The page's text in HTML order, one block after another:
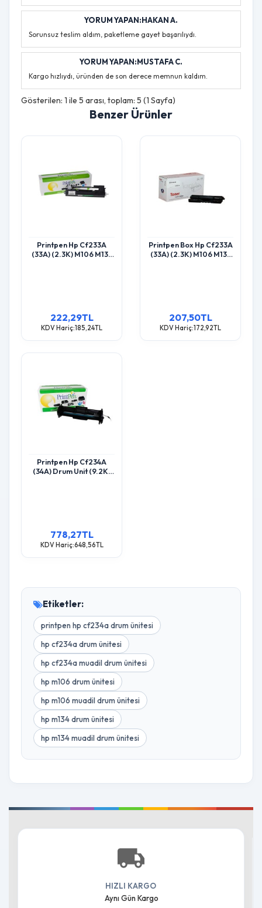
YORUM YAPAN:HAKAN A.
Sorunsuz teslim aldım, paketleme gayet başarılıydı.
YORUM YAPAN:MUSTAFA C.
Kargo hızlıydı, üründen de son derece memnun kaldım.
Gösterilen: 1 ile 5 arası, toplam: 5 (1 Sayfa)
Benzer Ürünler
Printpen Hp Cf233A
(33A) (2.3K) M106 M134
222,29TL
KDV Hariç:185,24TL
Printpen Box Hp Cf233A
(33A) (2.3K) M106 M134
207,50TL
KDV Hariç:172,92TL
Printpen Hp Cf234A
(34A) Drum Unit (9.2K)
778,27TL
KDV Hariç:648,56TL
Etiketler:
printpen hp cf234a drum ünitesi
hp cf234a drum ünitesi
hp cf234a muadil drum ünitesi
hp m106 drum ünitesi
hp m106 muadil drum ünitesi
hp m134 drum ünitesi
hp m134 muadil drum ünitesi
HIZLI KARGO
Aynı Gün Kargo